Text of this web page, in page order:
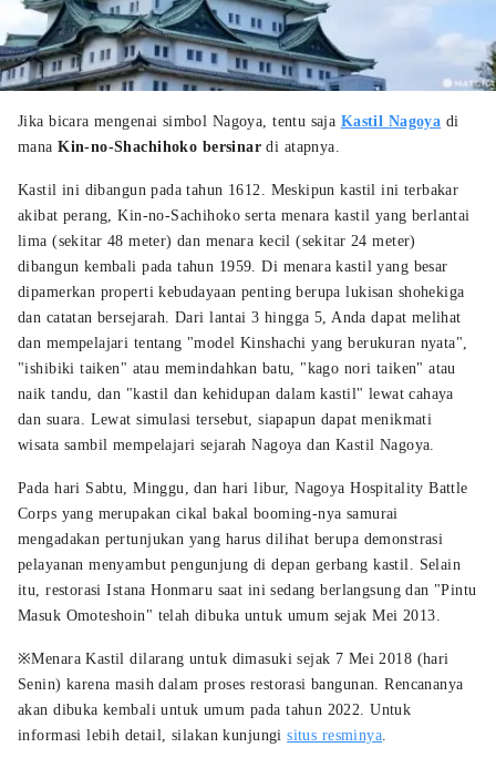
Jika bicara mengenai simbol Nagoya, tentu saja Kastil Nagoya di
manaKin-no-Shachihoko bersinardi atapnya.
Kastil ini dibangun pada tahun 1612. Meskipun kastil ini terbakar
akibat perang, Kin-no-Sachihoko serta menara kastil yang berlantai
lima (sekitar 48 meter) dan menara kecil (sekitar 24 meter)
dibangun kembali pada tahun 1959. Di menara kastil yang besar
dipamerkan properti kebudayaan penting berupa lukisan shohekiga
dan catatan bersejarah. Dari lantai 3 hingga 5, Anda dapat melihat
dan mempelajari tentang "model Kinshachi yang berukuran nyata",
"ishibiki taiken" atau memindahkan batu, "kago nori taiken" atau
naik tandu, dan "kastil dan kehidupan dalam kastil" lewat cahaya
dan suara. Lewat simulasi tersebut, siapapun dapat menikmati
wisata sambil mempelajari sejarah Nagoya dan Kastil Nagoya.
Pada hari Sabtu, Minggu, dan hari libur, Nagoya Hospitality Battle
Corps yang merupakan cikal bakal booming-nya samurai
mengadakan pertunjukan yang harus dilihat berupa demonstrasi
pelayanan menyambut pengunjung di depan gerbang kastil. Selain
itu, restorasi Istana Honmaru saat ini sedang berlangsung dan "Pintu
Masuk Omoteshoin" telah dibuka untuk umum sejak Mei 2013.
※Menara Kastil dilarang untuk dimasuki sejak 7 Mei 2018 (hari
Senin) karena masih dalam proses restorasi bangunan. Rencananya
akan dibuka kembali untuk umum pada tahun 2022. Untuk
informasi lebih detail, silakan kunjungisitus resminya